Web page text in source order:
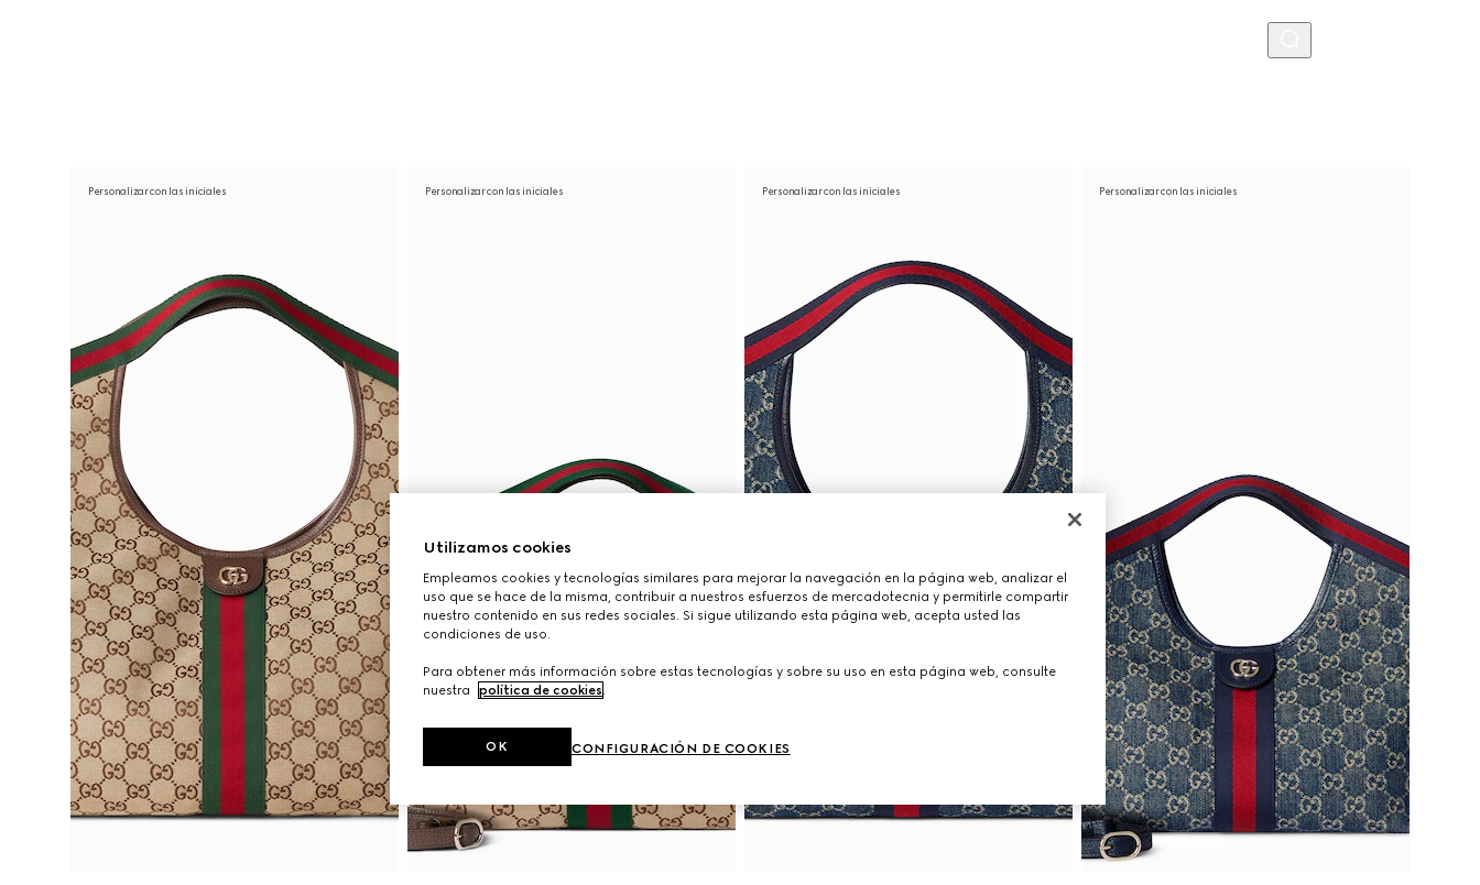
Personalizar con las iniciales Personalizar con las iniciales Personalizar con las iniciales Personalizar con las iniciales
Utilizamos cookies
Empleamos cookies y tecnologías similares para mejorar la navegación en la página web, analizar el
uso que se hace de la misma, contribuir a nuestros esfuerzos de mercadotecnia y permitirle compartir
nuestro contenido en sus redes sociales. Si sigue utilizando esta página web, acepta usted las
condiciones de uso.
Para obtener más información sobre estas tecnologías y sobre su uso en esta página web, consulte
nuestra
política de cookies.
CONFIGURACIÓN DE COOKIES
OK